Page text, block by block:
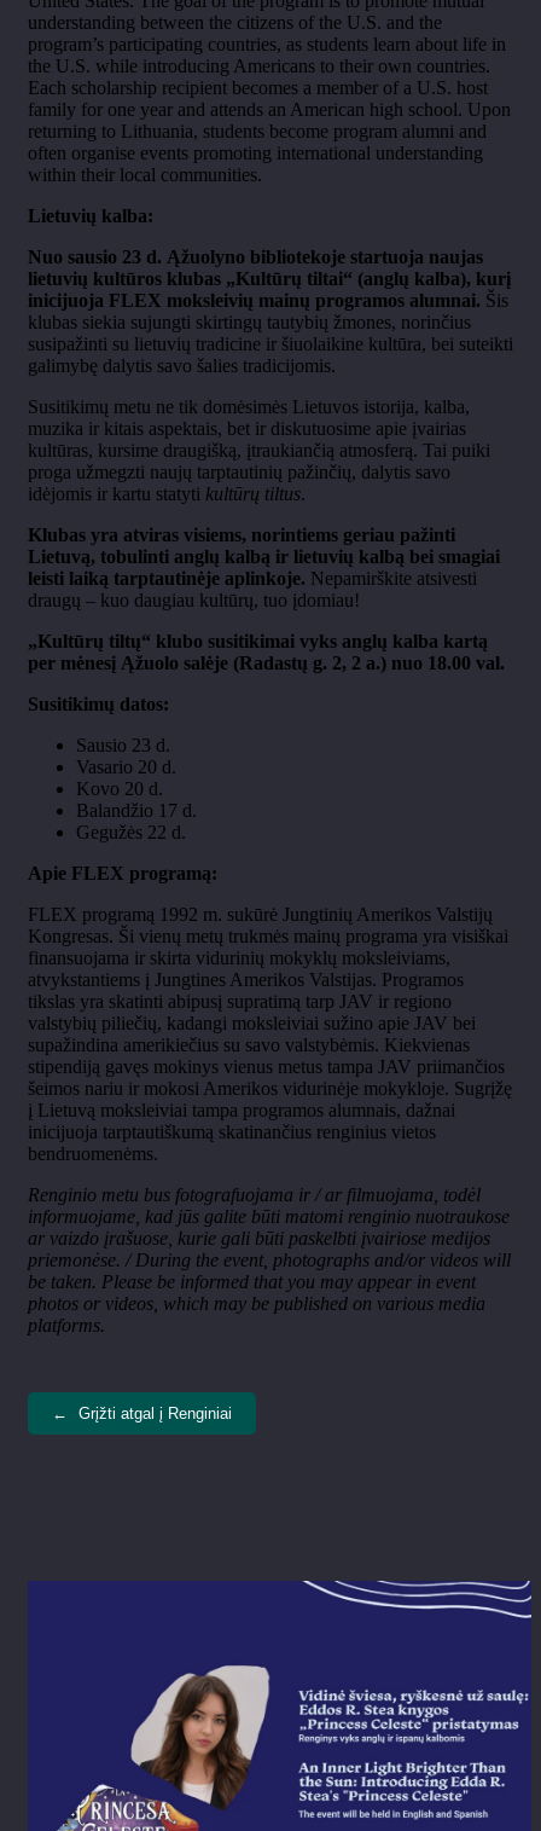
understanding between the citizens of the U.S. and the
program’s participating countries, as students learn about life in
the U.S. while introducing Americans to their own countries.
Each scholarship recipient becomes a member of a U.S. host
family for one year and attends an American high school. Upon
returning to Lithuania, students become program alumni and
often organise events promoting international understanding
within their local communities.
Lietuvių kalba:
Nuo sausio 23 d. Ąžuolyno bibliotekoje startuoja naujas
lietuvių kultūros klubas „Kultūrų tiltai“ (anglų kalba), kurį
inicijuoja FLEX moksleivių mainų programos alumnai. Šis
klubas siekia sujungti skirtingų tautybių žmones, norinčius
susipažinti su lietuvių tradicine ir šiuolaikine kultūra, bei suteikti
galimybę dalytis savo šalies tradicijomis.
Susitikimų metu ne tik domėsimės Lietuvos istorija, kalba,
muzika ir kitais aspektais, bet ir diskutuosime apie įvairias
kultūras, kursime draugišką, įtraukiančią atmosferą. Tai puiki
proga užmegzti naujų tarptautinių pažinčių, dalytis savo
idėjomis ir kartu statyti kultūrų tiltus.
Klubas yra atviras visiems, norintiems geriau pažinti
Lietuvą, tobulinti anglų kalbą ir lietuvių kalbą bei smagiai
leisti laiką tarptautinėje aplinkoje. Nepamirškite atsivesti
draugų – kuo daugiau kultūrų, tuo įdomiau!
„Kultūrų tiltų“ klubo susitikimai vyks anglų kalba kartą
per mėnesį Ąžuolo salėje (Radastų g. 2, 2 a.) nuo 18.00 val.
Susitikimų datos:
Sausio 23 d.
Vasario 20 d.
Kovo 20 d.
Balandžio 17 d.
Gegužės 22 d.
Apie FLEX programą:
FLEX programą 1992 m. sukūrė Jungtinių Amerikos Valstijų
Kongresas. Ši vienų metų trukmės mainų programa yra visiškai
finansuojama ir skirta vidurinių mokyklų moksleiviams,
atvykstantiems į Jungtines Amerikos Valstijas. Programos
tikslas yra skatinti abipusį supratimą tarp JAV ir regiono
valstybių piliečių, kadangi moksleiviai sužino apie JAV bei
supažindina amerikiečius su savo valstybėmis. Kiekvienas
stipendiją gavęs mokinys vienus metus tampa JAV priimančios
šeimos nariu ir mokosi Amerikos vidurinėje mokykloje. Sugrįžę
į Lietuvą moksleiviai tampa programos alumnais, dažnai
inicijuoja tarptautiškumą skatinančius renginius vietos
bendruomenėms.
Renginio metu bus fotografuojama ir / ar filmuojama, todėl
informuojame, kad jūs galite būti matomi renginio nuotraukose
ar vaizdo įrašuose, kurie gali būti paskelbti įvairiose medijos
priemonėse. / During the event, photographs and/or videos will
be taken. Please be informed that you may appear in event
photos or videos, which may be published on various media
platforms.
← Grįžti atgal į Renginiai